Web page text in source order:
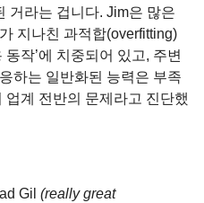
거라는 겁니다. Jim은 많은
지나친 과적합(overfitting)
작’에 치중되어 있고, 주변
하는 일반화된 능력은 부족
계 전반의 문제라고 진단했
Gil (really great